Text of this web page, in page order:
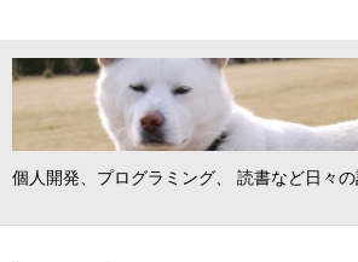
個人開発、プログラミング、 読書など日々